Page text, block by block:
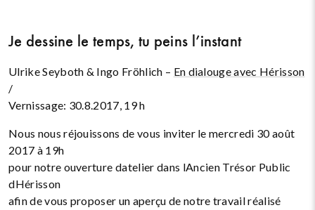
Je dessine le temps, tu peins l’instant
Ulrike Seyboth & Ingo Fröhlich – En dialouge avec Hérisson
/
Vernissage: 30.8.2017, 19 h
Nous nous réjouissons de vous inviter le mercredi 30 août
2017 à 19h
pour notre ouverture datelier dans lAncien Trésor Public
dHérisson
afin de vous proposer un aperçu de notre travail réalisé